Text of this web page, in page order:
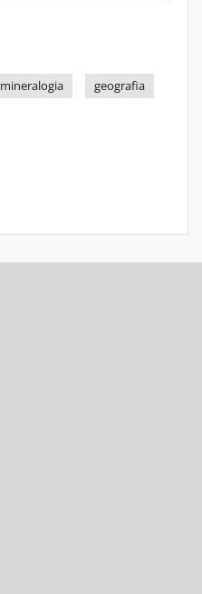
mineralogia geografia